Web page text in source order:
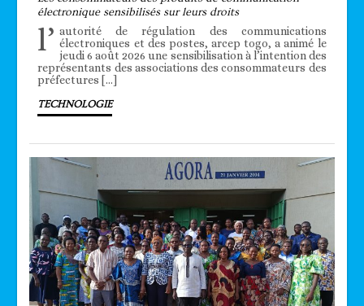
électronique sensibilisés sur leurs droits
l’ autorité de régulation des communications
électroniques et des postes, arcep togo, a animé le
jeudi 6 août 2026 une sensibilisation à l’intention des
représentants des associations des consommateurs des
préfectures […]
TECHNOLOGIE